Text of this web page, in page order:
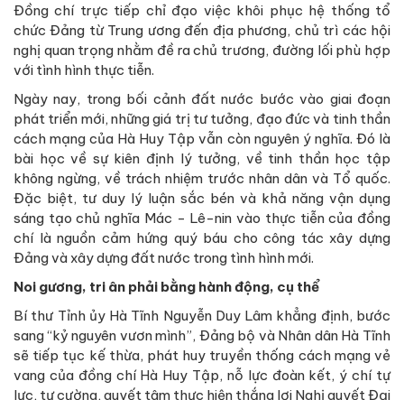
Đồng chí trực tiếp chỉ đạo việc khôi phục hệ thống tổ
chức Đảng từ Trung ương đến địa phương, chủ trì các hội
nghị quan trọng nhằm đề ra chủ trương, đường lối phù hợp
với tình hình thực tiễn.
Ngày nay, trong bối cảnh đất nước bước vào giai đoạn
phát triển mới, những giá trị tư tưởng, đạo đức và tinh thần
cách mạng của Hà Huy Tập vẫn còn nguyên ý nghĩa. Đó là
bài học về sự kiên định lý tưởng, về tinh thần học tập
không ngừng, về trách nhiệm trước nhân dân và Tổ quốc.
Đặc biệt, tư duy lý luận sắc bén và khả năng vận dụng
sáng tạo chủ nghĩa Mác - Lê-nin vào thực tiễn của đồng
chí là nguồn cảm hứng quý báu cho công tác xây dựng
Đảng và xây dựng đất nước trong tình hình mới.
Noi gương, tri ân phải bằng hành động, cụ thể
Bí thư Tỉnh ủy Hà Tĩnh Nguyễn Duy Lâm khẳng định, bước
sang “kỷ nguyên vươn mình”, Đảng bộ và Nhân dân Hà Tĩnh
sẽ tiếp tục kế thừa, phát huy truyền thống cách mạng vẻ
vang của đồng chí Hà Huy Tập, nỗ lực đoàn kết, ý chí tự
lực, tự cường, quyết tâm thực hiện thắng lợi Nghị quyết Đại